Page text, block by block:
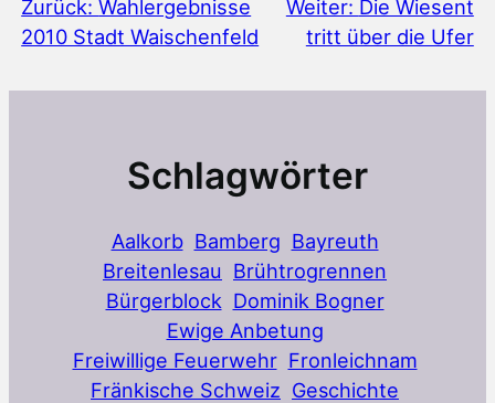
Zurück:Wahlergebnisse
2010 Stadt Waischenfeld
Weiter: Die Wiesent
tritt über die Ufer
Schlagwörter
Aalkorb Bamberg Bayreuth
Breitenlesau Brühtrogrennen
Bürgerblock Dominik Bogner
Ewige Anbetung
Freiwillige Feuerwehr Fronleichnam
Fränkische Schweiz Geschichte